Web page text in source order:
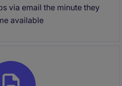
via email the minute they
available